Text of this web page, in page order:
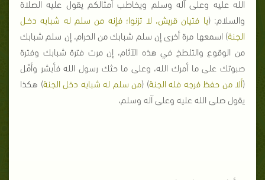
الله عليه وعلى آله وسلم ويخاطب أمثالكم يقول عليه الصلاة
والسلام: (يا فتيان قريش، لا تزنوا؛ فإنه من سلم له شبابه دخـل
الجنة) اسمعها مرة أخرى إن سلم شبابك من الحرام، إن سلم شبابك
من الوقوع والتلطخ في هذه الآثام، إن مرت فترة شبابك وفترة
صبوتك على ما أمرك الله، وعلى ما حثك رسول الله فأبشر وأمّل
(ألا من حفظ فرجه فله الجنة) (من سلم له شبابه دخل الجنة) هكذا
يقول صلى الله عليه وعلى آله وسلم،